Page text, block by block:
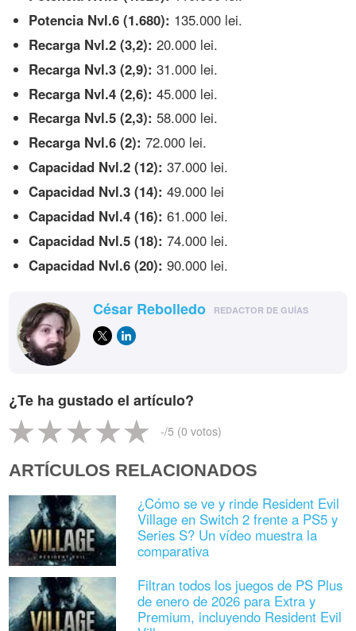
Potencia Nvl.6 (1.680): 135.000 lei.
Recarga Nvl.2 (3,2): 20.000 lei.
Recarga Nvl.3 (2,9): 31.000 lei.
Recarga Nvl.4 (2,6): 45.000 lei.
Recarga Nvl.5 (2,3): 58.000 lei.
Recarga Nvl.6 (2): 72.000 lei.
Capacidad Nvl.2 (12): 37.000 lei.
Capacidad Nvl.3 (14): 49.000 lei
Capacidad Nvl.4 (16): 61.000 lei.
Capacidad Nvl.5 (18): 74.000 lei.
Capacidad Nvl.6 (20): 90.000 lei.
César Rebolledo REDACTOR DE GUÍAS
¿Te ha gustado el artículo?
-/5 (0 votos)
ARTÍCULOS RELACIONADOS
¿Cómo se ve y rinde Resident Evil
Village en Switch 2 frente a PS5 y
Series S? Un vídeo muestra la
comparativa
Filtran todos los juegos de PS Plus
de enero de 2026 para Extra y
Premium, incluyendo Resident Evil